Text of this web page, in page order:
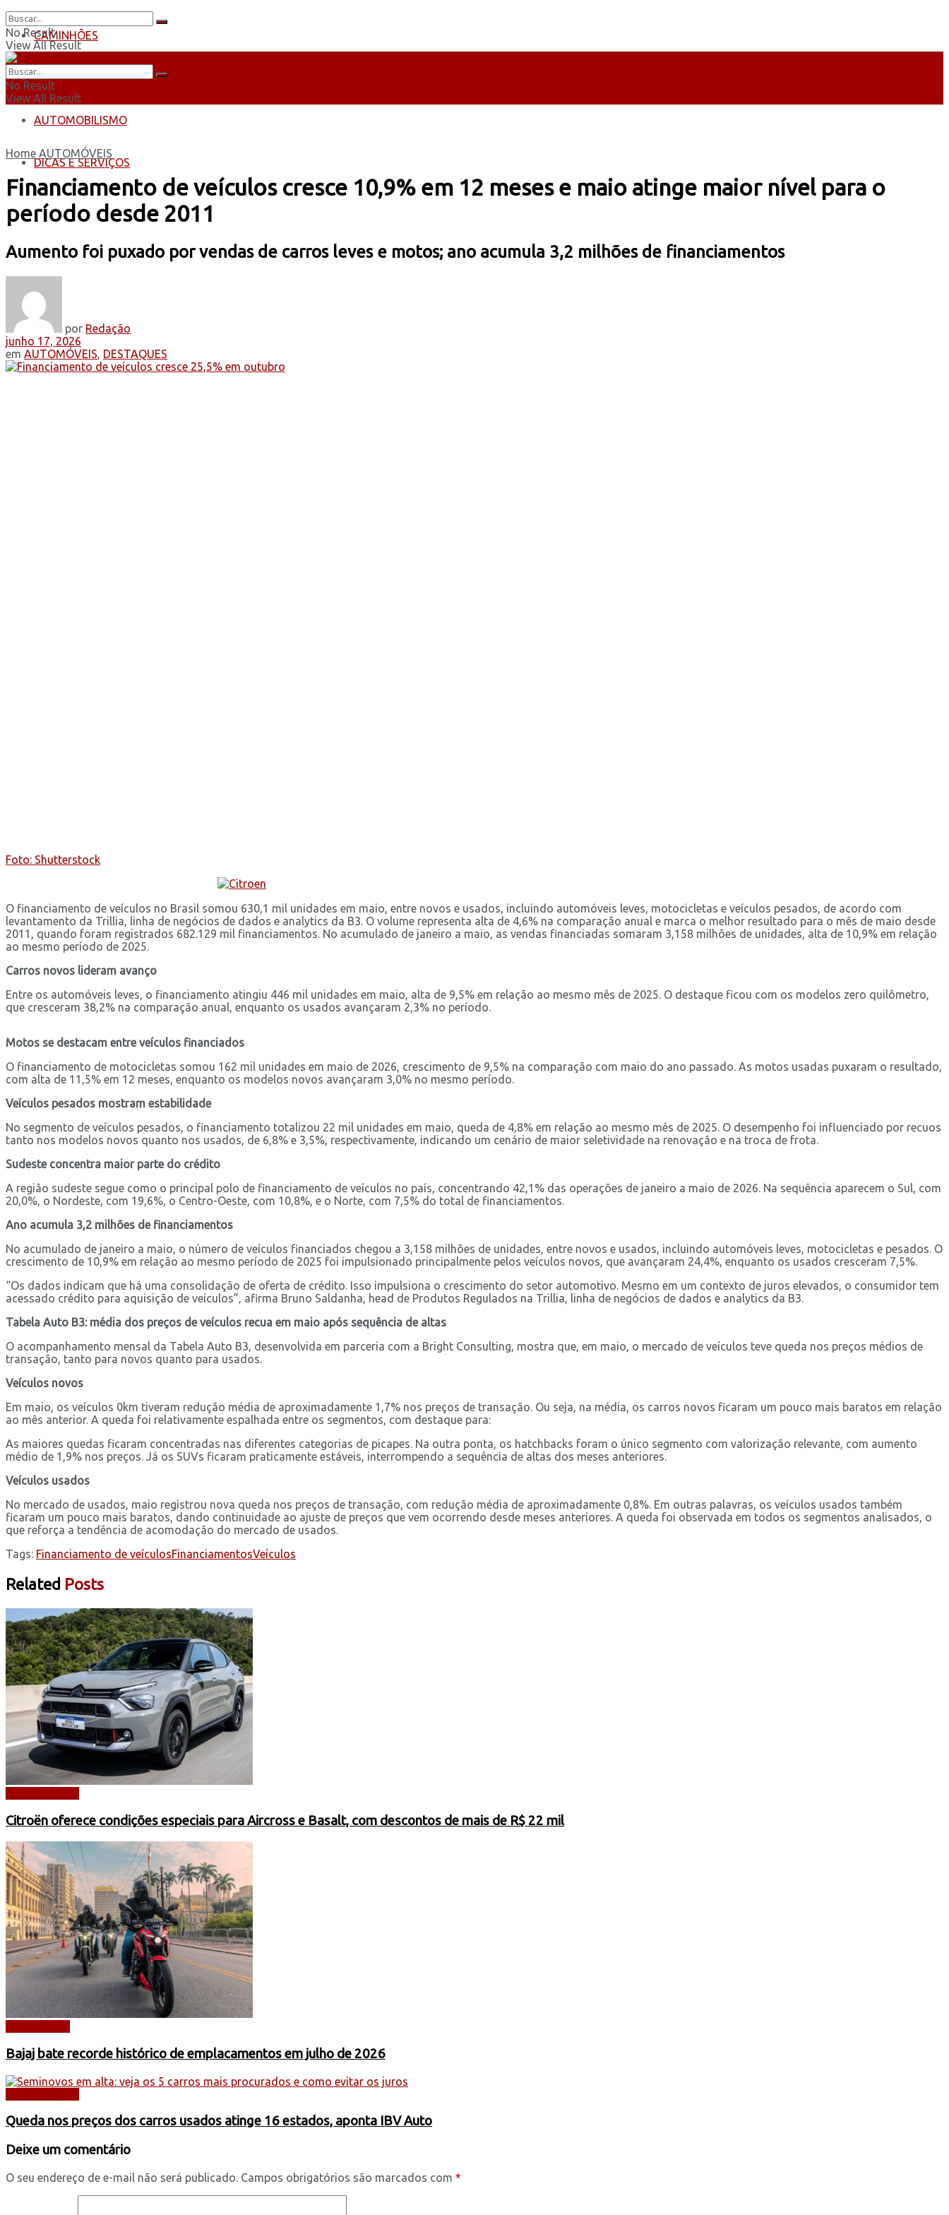
CAMINHÕES
ÔNIBUS
AUTOMOBILISMO
DICAS E SERVIÇOS
No Result
View All Result
No Result
View All Result
Home AUTOMÓVEIS
Financiamento de veículos cresce 10,9% em 12 meses e maio atinge maior nível para o
período desde 2011
Aumento foi puxado por vendas de carros leves e motos; ano acumula 3,2 milhões de financiamentos
por Redação
junho 17, 2026
em AUTOMÓVEIS, DESTAQUES
Foto: Shutterstock
O financiamento de veículos no Brasil somou 630,1 mil unidades em maio, entre novos e usados, incluindo automóveis leves, motocicletas e veículos pesados, de acordo com
levantamento da Trillia, linha de negócios de dados e analytics da B3. O volume representa alta de 4,6% na comparação anual e marca o melhor resultado para o mês de maio desde
2011, quando foram registrados 682.129 mil financiamentos. No acumulado de janeiro a maio, as vendas financiadas somaram 3,158 milhões de unidades, alta de 10,9% em relação
ao mesmo período de 2025.
Carros novos lideram avanço
Entre os automóveis leves, o financiamento atingiu 446 mil unidades em maio, alta de 9,5% em relação ao mesmo mês de 2025. O destaque ficou com os modelos zero quilômetro,
que cresceram 38,2% na comparação anual, enquanto os usados avançaram 2,3% no período.
Motos se destacam entre veículos financiados
O financiamento de motocicletas somou 162 mil unidades em maio de 2026, crescimento de 9,5% na comparação com maio do ano passado. As motos usadas puxaram o resultado,
com alta de 11,5% em 12 meses, enquanto os modelos novos avançaram 3,0% no mesmo período.
Veículos pesados mostram estabilidade
No segmento de veículos pesados, o financiamento totalizou 22 mil unidades em maio, queda de 4,8% em relação ao mesmo mês de 2025. O desempenho foi influenciado por recuos
tanto nos modelos novos quanto nos usados, de 6,8% e 3,5%, respectivamente, indicando um cenário de maior seletividade na renovação e na troca de frota.
Sudeste concentra maior parte do crédito
A região sudeste segue como o principal polo de financiamento de veículos no país, concentrando 42,1% das operações de janeiro a maio de 2026. Na sequência aparecem o Sul, com
20,0%, o Nordeste, com 19,6%, o Centro-Oeste, com 10,8%, e o Norte, com 7,5% do total de financiamentos.
Ano acumula 3,2 milhões de financiamentos
No acumulado de janeiro a maio, o número de veículos financiados chegou a 3,158 milhões de unidades, entre novos e usados, incluindo automóveis leves, motocicletas e pesados. O
crescimento de 10,9% em relação ao mesmo período de 2025 foi impulsionado principalmente pelos veículos novos, que avançaram 24,4%, enquanto os usados cresceram 7,5%.
“Os dados indicam que há uma consolidação de oferta de crédito. Isso impulsiona o crescimento do setor automotivo. Mesmo em um contexto de juros elevados, o consumidor tem
acessado crédito para aquisição de veículos”, afirma Bruno Saldanha, head de Produtos Regulados na Trillia, linha de negócios de dados e analytics da B3.
Tabela Auto B3: média dos preços de veículos recua em maio após sequência de altas
O acompanhamento mensal da Tabela Auto B3, desenvolvida em parceria com a Bright Consulting, mostra que, em maio, o mercado de veículos teve queda nos preços médios de
transação, tanto para novos quanto para usados.
Veículos novos
Em maio, os veículos 0km tiveram redução média de aproximadamente 1,7% nos preços de transação. Ou seja, na média, os carros novos ficaram um pouco mais baratos em relação
ao mês anterior. A queda foi relativamente espalhada entre os segmentos, com destaque para:
As maiores quedas ficaram concentradas nas diferentes categorias de picapes. Na outra ponta, os hatchbacks foram o único segmento com valorização relevante, com aumento
médio de 1,9% nos preços. Já os SUVs ficaram praticamente estáveis, interrompendo a sequência de altas dos meses anteriores.
Veículos usados
No mercado de usados, maio registrou nova queda nos preços de transação, com redução média de aproximadamente 0,8%. Em outras palavras, os veículos usados também
ficaram um pouco mais baratos, dando continuidade ao ajuste de preços que vem ocorrendo desde meses anteriores. A queda foi observada em todos os segmentos analisados, o
que reforça a tendência de acomodação do mercado de usados.
Tags: Financiamento de veículosFinanciamentosVeículos
Related Posts
Citroën oferece condições especiais para Aircross e Basalt, com descontos de mais de R$ 22 mil
Bajaj bate recorde histórico de emplacamentos em julho de 2026
Queda nos preços dos carros usados atinge 16 estados, aponta IBV Auto
Deixe um comentário
O seu endereço de e-mail não será publicado. Campos obrigatórios são marcados com *